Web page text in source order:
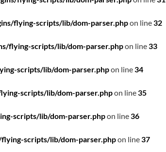
flying-scripts/lib/dom-parser.phpon line32
flying-scripts/lib/dom-parser.phpon line33
scripts/lib/dom-parser.phpon line34
scripts/lib/dom-parser.phpon line35
scripts/lib/dom-parser.phpon line36
scripts/lib/dom-parser.phpon line37